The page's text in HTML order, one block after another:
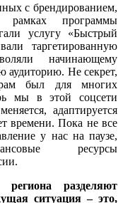
с брендированием,
рамках программы
услугу «Быстрый
таргетированную
начинающему
аудиторию. Не секрет,
был для многих
мы в этой соцсети
адаптируется
времени. Пока не все
у нас на паузе,
ресурсы
региона разделяют
ситуация – это,